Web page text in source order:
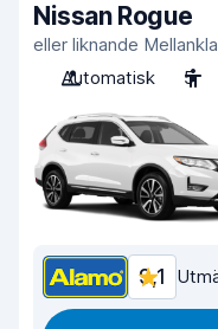
Nissan Rogue
eller liknande
Automatisk
5
9,1